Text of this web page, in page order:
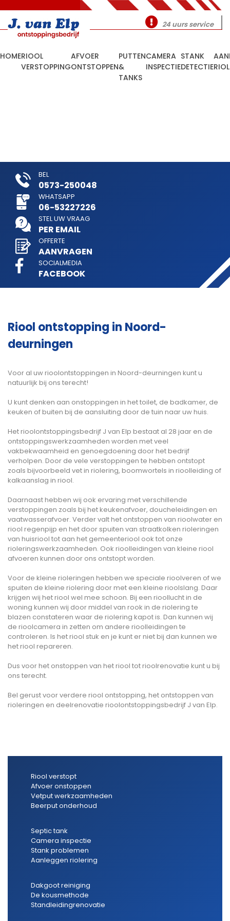
24 uurs service
HOMERIOOL
VERSTOPPING
AFVOER
ONTSTOPPEN
PUTTEN
&
TANKS
CAMERA
INSPECTIE
STANK
DETECTIE
BEL
0573-250048
WHATSAPP
06-53227226
STEL UW VRAAG
PER EMAIL
OFFERTE
AANVRAGEN
SOCIALMEDIA
FACEBOOK
Riool ontstopping in Noord-
deurningen
Voor al uw rioolontstoppingen in Noord-deurningen kunt u
natuurlijk bij ons terecht!
U kunt denken aan onstoppingen in het toilet, de badkamer, de
keuken of buiten bij de aansluiting door de tuin naar uw huis.
Het rioolontstoppingsbedrijf J van Elp bestaat al 28 jaar en de
ontstoppingswerkzaamheden worden met veel
vakbekwaamheid en genoegdoening door het bedrijf
verholpen. Door de vele verstoppingen te hebben ontstopt
zoals bijvoorbeeld vet in riolering, boomwortels in rioolleiding of
kalkaanslag in riool.
Daarnaast hebben wij ook ervaring met verschillende
verstoppingen zoals bij het keukenafvoer, doucheleidingen en
vaatwasserafvoer. Verder valt het ontstoppen van rioolwater en
riool regenpijp en het door spuiten van straatkolken rioleringen
van huisriool tot aan het gemeenteriool ook tot onze
rioleringswerkzaamheden. Ook rioolleidingen van kleine riool
afvoeren kunnen door ons ontstopt worden.
Voor de kleine rioleringen hebben we speciale rioolveren of we
spuiten de kleine riolering door met een kleine rioolslang. Daar
krijgen wij het riool wel mee schoon. Bij een rioollucht in de
woning kunnen wij door middel van rook in de riolering te
blazen constateren waar de riolering kapot is. Dan kunnen wij
de rioolcamera in zetten om andere rioolleidingen te
controleren. Is het riool stuk en je kunt er niet bij dan kunnen we
het riool repareren.
Dus voor het onstoppen van het riool tot rioolrenovatie kunt u bij
ons terecht.
Bel gerust voor verdere riool ontstopping, het ontstoppen van
rioleringen en deelrenovatie rioolontstoppingsbedrijf J van Elp.
Riool verstopt
Afvoer onstoppen
Vetput werkzaamheden
Beerput onderhoud
Septic tank
Camera inspectie
Stank problemen
Aanleggen riolering
Dakgoot reiniging
De kousmethode
Standleidingrenovatie